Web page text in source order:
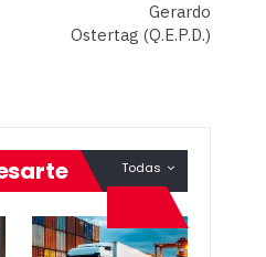
Gerardo
Ostertag (Q.E.P.D.)
Todas